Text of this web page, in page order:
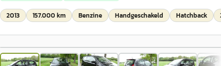
2013 157.000 km Benzine Handgeschakeld Hatchback
1/12